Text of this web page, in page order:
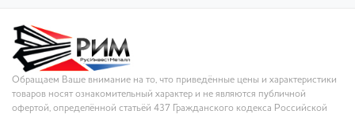
Обращаем Ваше внимание на то, что приведённые цены и характеристики
товаров носят ознакомительный характер и не являются публичной
офертой, определённой статьёй 437 Гражданского кодекса Российской